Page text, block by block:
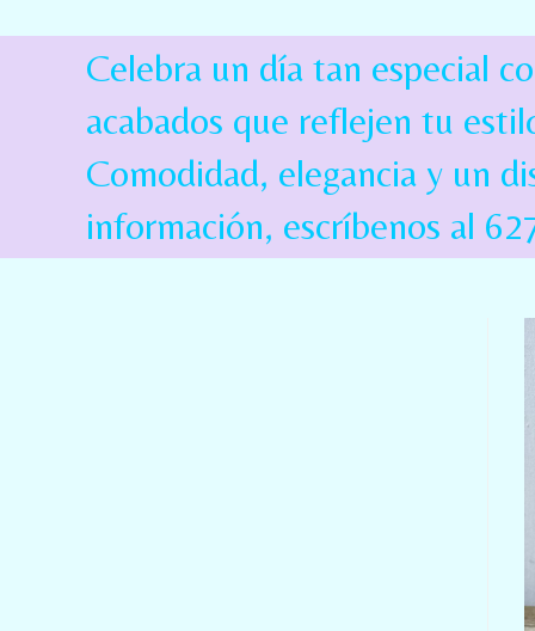
Celebra un día tan especial
acabados que reflejen tu
Comodidad, elegancia y un
información, escríbenos al